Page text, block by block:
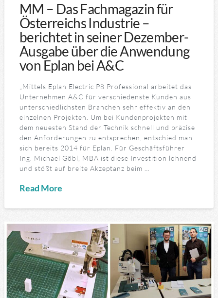
MM – Das Fachmagazin für
Österreichs Industrie –
berichtet in seiner Dezember-
Ausgabe über die Anwendung
von Eplan bei A&C
„Mittels Eplan Electric P8 Professional arbeitet das
Unternehmen A&C für verschiedenste Kunden aus
unterschiedlichsten Branchen sehr effektiv an den
einzelnen Projekten. Um bei Kundenprojekten mit
dem neuesten Stand der Technik schnell und präzise
den Anforderungen zu entsprechen, entschied man
sich bereits 2014 für Eplan. Für Geschäftsführer
Ing. Michael Göbl, MBA ist diese Investition lohnend
und stößt auf breite Akzeptanz beim …
Read More